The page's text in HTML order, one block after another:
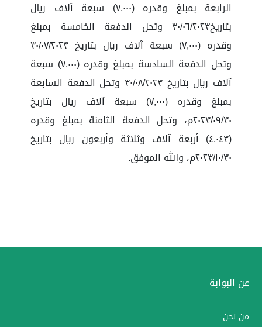
الرابعة بمبلغ وقدره (٧,٠٠٠) سبعة آلاف ريال
بتاريخ٣٠/٠٦/٢٠٢٣ وتحل الدفعة الخامسة بمبلغ
وقدره (٧,٠٠٠) سبعة آلاف ريال بتاريخ ٣٠/٠٧/٢٠٢٣
وتحل الدفعة السادسة بمبلغ وقدره (٧,٠٠٠) سبعة
آلاف ريال بتاريخ ٣٠/٠٨/٢٠٢٣ وتحل الدفعة السابعة
بمبلغ وقدره (٧,٠٠٠) سبعة آلاف ريال بتاريخ
٢٠٢٣/٠٩/٣٠م، وتحل الدفعة الثامنة بمبلغ وقدره
(٤,٠٤٣) أربعة آلاف وثلاثة وأربعون ريال بتاريخ
٢٠٢٣/١٠/٣٠م، والله الموفق.
عن البوابة
من نحن